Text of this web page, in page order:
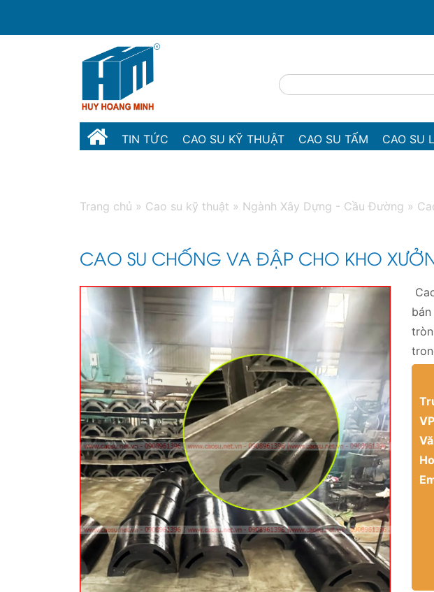
TIN TỨC CAO SU KỸ THUẬT CAO SU TẤM CAO SU
Trang chủ » Cao su kỹ thuật » Ngành Xây Dựng - Cầu Đường »
CAO SU CHỐNG VA ĐẬP CHO KHO